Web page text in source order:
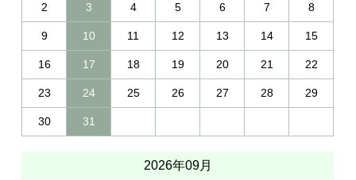
2 3 4 5 6 7 8
9 10 11 12 13 14 15
16 17 18 19 20 21 22
23 24 25 26 27 28 29
30 31
2026年09月